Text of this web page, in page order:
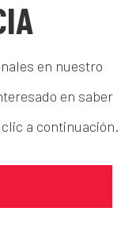
en nuestro
en saber
a continuación.